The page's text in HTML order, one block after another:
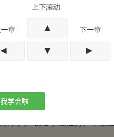
心神，平静地问道。
学生装也没能挡住她的风
神荡漾。
说这个可以画像的，有劳
子，“锦心手法拙劣，不敢造
我学会啦